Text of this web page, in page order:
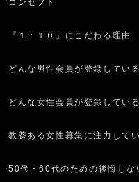
コンセプト
『１：１０』にこだわる理由
どんな男性会員が登録してい
どんな女性会員が登録してい
教養ある女性募集に注力して
50代・60代のための後悔しな